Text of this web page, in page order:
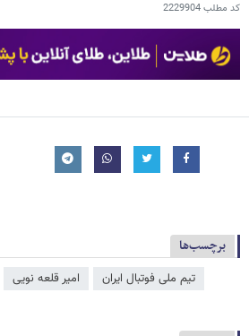
کد مطلب2229904
برچسب‌ها
تیم ملی فوتبال ایران امیر قلعه نویی